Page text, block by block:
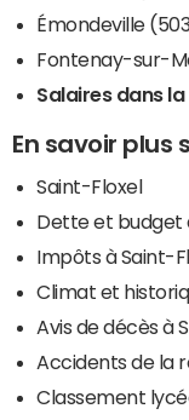
Émondeville
Fontenay-sur-
Salaires dans
En savoir plus
Saint-Floxel
Dette et budget
Impôts à Saint-
Climat et
Avis de décès à
Accidents de la
Classement